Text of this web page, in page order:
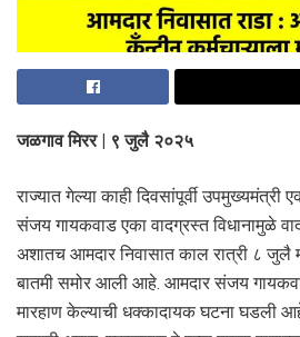
जळगाव मिरर | ९ जुलै २०२५
राज्यात गेल्या काही दिवसांपूर्वी
संजय गायकवाड एका वादग्रस्त विधानामुळे
अशातच आमदार निवासात काल रात्री ८ जुलै
बातमी समोर आली आहे. आमदार संजय
मारहाण केल्याची धक्कादायक घटना